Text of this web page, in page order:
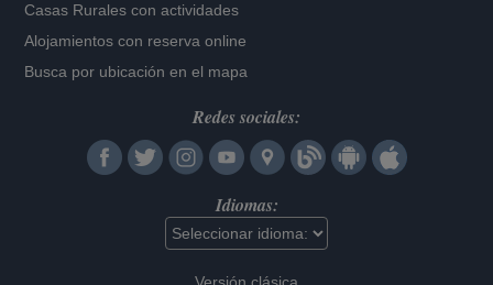
Casas Rurales con actividades
Alojamientos con reserva online
Busca por ubicación en el mapa
Redes sociales:
Idiomas: